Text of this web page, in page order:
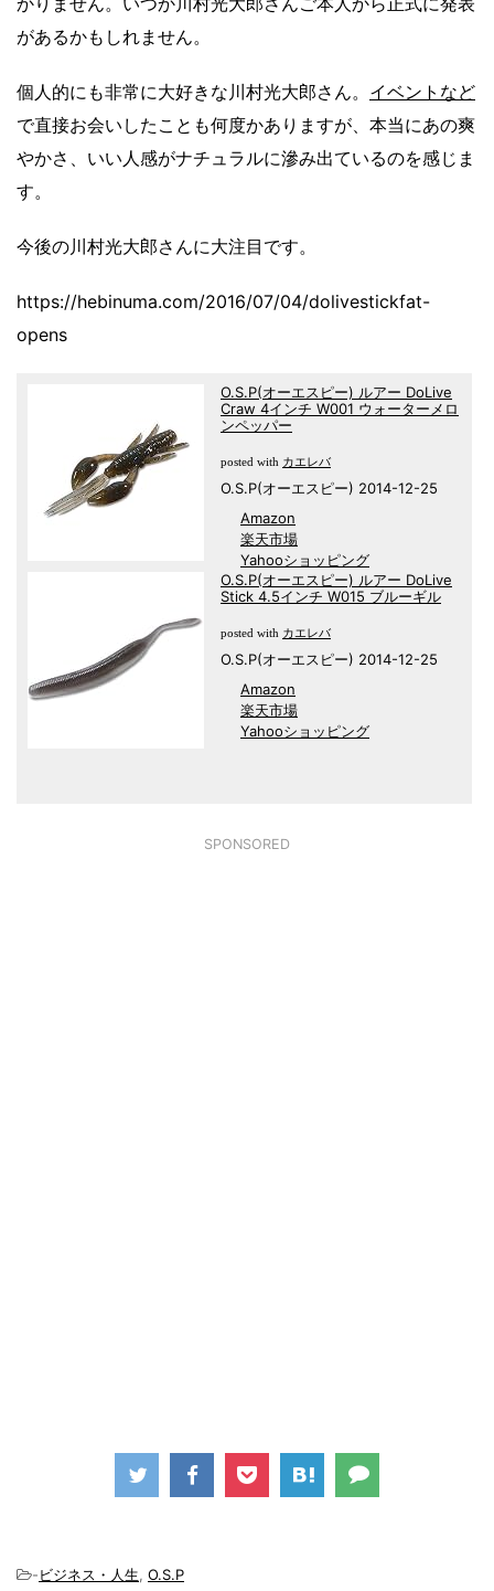
があるかもしれません。
個人的にも非常に大好きな川村光大郎さん。 イベントなど
で直接お会いしたことも何度かありますが、本当にあの爽
やかさ、いい人感がナチュラルに滲み出ているのを感じま
す。
今後の川村光大郎さんに大注目です。
https://hebinuma.com/2016/07/04/dolivestickfat-
opens
O.S.P(オーエスピー) ルアー DoLive
Craw 4インチ W001 ウォーターメロ
ンペッパー
posted with カエレバ
O.S.P(オーエスピー) 2014-12-25
Amazon
楽天市場
Yahooショッピング
O.S.P(オーエスピー) ルアー DoLive
Stick 4.5インチ W015 ブルーギル
posted with カエレバ
O.S.P(オーエスピー) 2014-12-25
Amazon
楽天市場
Yahooショッピング
SPONSORED
-ビジネス・人生, O.S.P